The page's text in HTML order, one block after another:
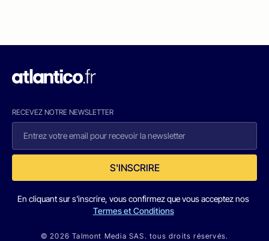
RECEVEZ NOTRE NEWSLETTER
S'INSCRIRE
En cliquant sur s'inscrire, vous confirmez que vous acceptez nos
Termes et Conditions
© 2026 Talmont Media SAS. tous droits réservés.